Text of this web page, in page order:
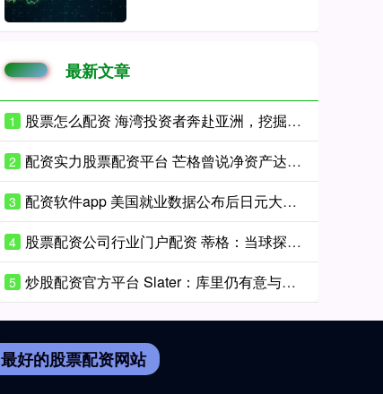
最新文章
1 股票怎么配资 海湾投资者奔赴亚洲，挖掘人工智能投资机遇
2 配资实力股票配资平台 芒格曾说净资产达到10万美元后财富将“爆发式增长”
3 配资软件app 美国就业数据公布后日元大涨 交易员关注汇市干预迹象
4 股票配资公司行业门户配资 蒂格：当球探我得自掏腰包付酒店房费 后来心想这就是在白忙活
5 炒股配资官方平台 Slater：库里仍有意与勇士续约 但除了他球队其他人都可能被交易
最好的股票配资网站